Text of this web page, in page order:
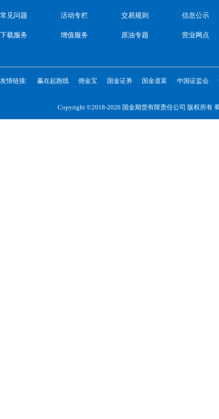
常见问题
下载服务
活动专栏
增值服务
交易规则
原油专题
信息公示
营业网点
友情链接: 赢在起跑线 佣金宝 国金证券 国金道富 中国证监会
Copyright ©2018-2026 国金期货有限责任公司 版权所有